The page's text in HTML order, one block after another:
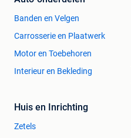
Banden en Velgen
Carrosserie en Plaatwerk
Motor en Toebehoren
Interieur en Bekleding
Huis en Inrichting
Zetels